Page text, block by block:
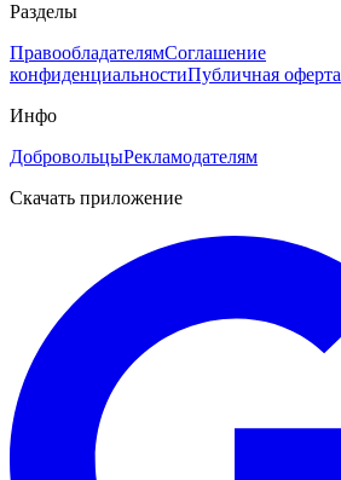
Разделы
ПравообладателямСоглашение
конфиденциальностиПубличная оферта
Инфо
ДобровольцыРекламодателям
Скачать приложение